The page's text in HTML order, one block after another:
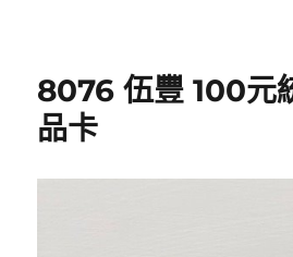
8076 伍豐 100元
品卡